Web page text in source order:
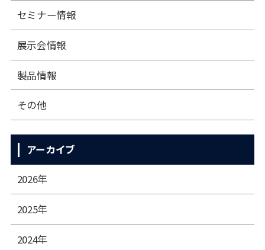
セミナー情報
展⽰会情報
製品情報
その他
アーカイブ
2026年
2025年
2024年